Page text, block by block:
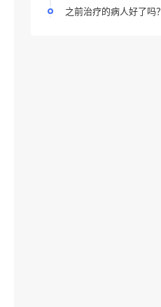
之前治疗的病人好了吗？